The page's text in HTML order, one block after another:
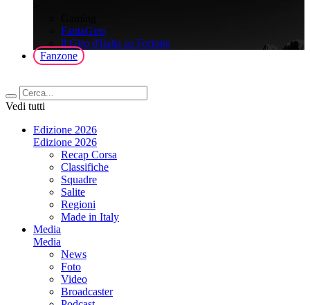
FantaGiro
ll Giro d'Italia su Fortnite
Fanzone
Vedi tutti
Edizione 2026
Edizione 2026
Recap Corsa
Classifiche
Squadre
Salite
Regioni
Made in Italy
Media
Media
News
Foto
Video
Broadcaster